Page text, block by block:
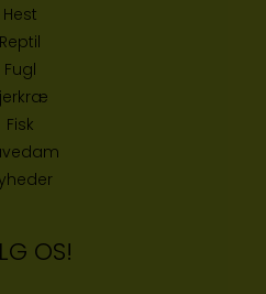
Hest
Reptil
Fugl
Fisk
OS!